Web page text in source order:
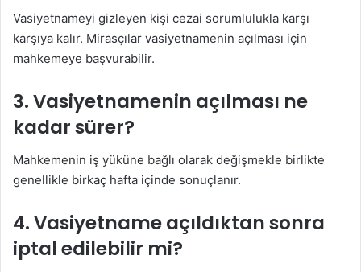
Vasiyetnameyi gizleyen kişi cezai sorumlulukla karşı
karşıya kalır. Mirasçılar vasiyetnamenin açılması için
mahkemeye başvurabilir.
3. Vasiyetnamenin açılması ne
kadar sürer?
Mahkemenin iş yüküne bağlı olarak değişmekle birlikte
genellikle birkaç hafta içinde sonuçlanır.
4. Vasiyetname açıldıktan sonra
iptal edilebilir mi?